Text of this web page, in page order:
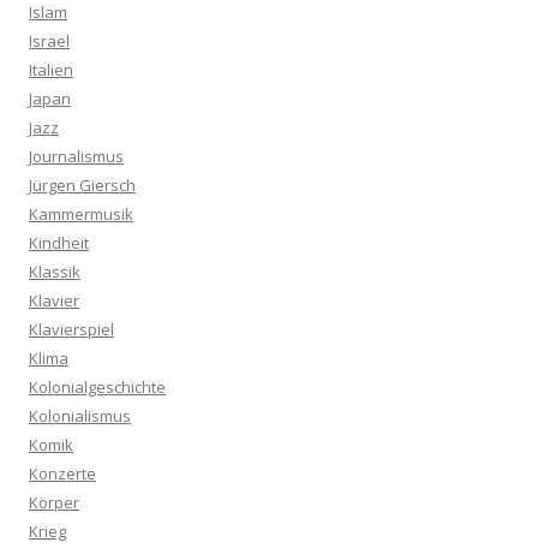
Islam
Israel
Italien
Japan
Jazz
Journalismus
Jürgen Giersch
Kammermusik
Kindheit
Klassik
Klavier
Klavierspiel
Klima
Kolonialgeschichte
Kolonialismus
Komik
Konzerte
Körper
Krieg